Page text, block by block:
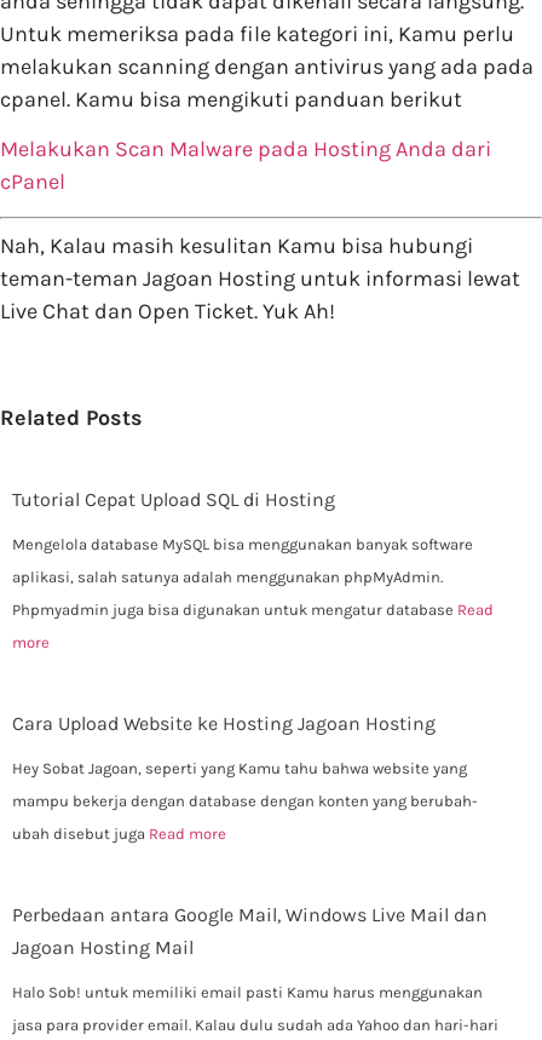
Untuk memeriksa pada file kategori ini, Kamu perlu
melakukan scanning dengan antivirus yang ada pada
cpanel. Kamu bisa mengikuti panduan berikut
Melakukan Scan Malware pada Hosting Anda dari
cPanel
Nah, Kalau masih kesulitan Kamu bisa hubungi
teman-teman Jagoan Hosting untuk informasi lewat
Live Chat dan Open Ticket. Yuk Ah!
Related Posts
Tutorial Cepat Upload SQL di Hosting
Mengelola database MySQL bisa menggunakan banyak software
aplikasi, salah satunya adalah menggunakan phpMyAdmin.
Phpmyadmin juga bisa digunakan untuk mengatur database Read
more
Cara Upload Website ke Hosting Jagoan Hosting
Hey Sobat Jagoan, seperti yang Kamu tahu bahwa website yang
mampu bekerja dengan database dengan konten yang berubah-
ubah disebut juga Read more
Perbedaan antara Google Mail, Windows Live Mail dan
Jagoan Hosting Mail
Halo Sob! untuk memiliki email pasti Kamu harus menggunakan
jasa para provider email. Kalau dulu sudah ada Yahoo dan hari-hari